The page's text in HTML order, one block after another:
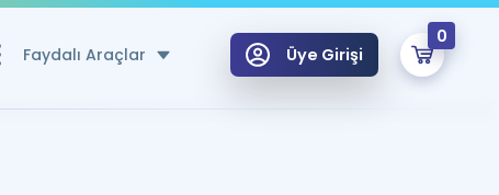
Faydalı Araçlar Üye Girişi
0